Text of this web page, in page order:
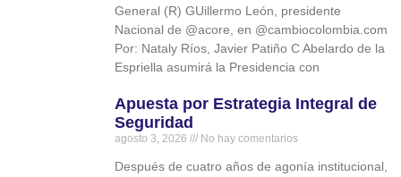
General (R) GUillermo León, presidente
Nacional de @acore, en @cambiocolombia.com
Por: Nataly Ríos, Javier Patiño C Abelardo de la
Espriella asumirá la Presidencia con
Apuesta por Estrategia Integral de
Seguridad
agosto 3, 2026 No hay comentarios
Después de cuatro años de agonía institucional,